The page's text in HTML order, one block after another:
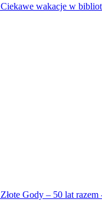
Ciekawe wakacje w
Złote Gody – 50 lat